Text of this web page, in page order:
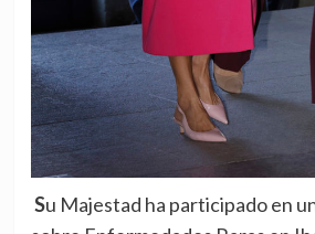
Su Majestad ha participado en un encuentro